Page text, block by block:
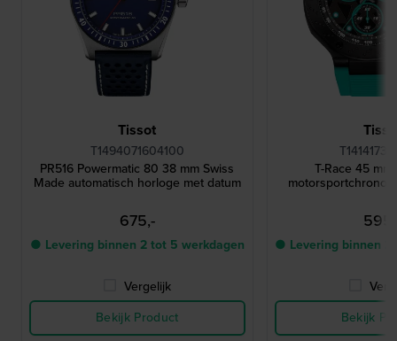
Tissot
T1494071604100
PR516 Powermatic 80 38 mm Swiss
Made automatisch horloge met datum
675,-
● Levering binnen 2 tot 5 werkdagen
Vergelijk
Bekijk Product
T-Race 45
● Levering binnen
Bekijk